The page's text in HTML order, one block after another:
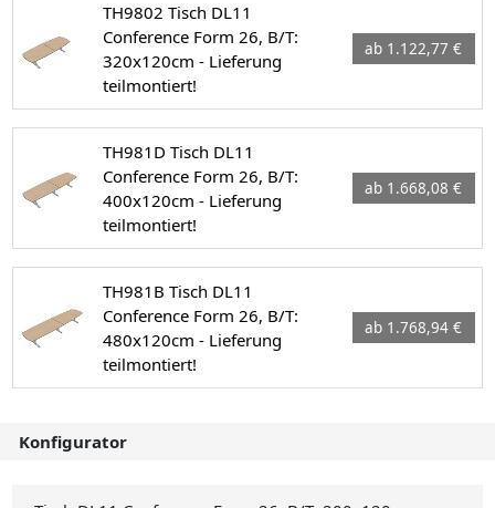
TH9802 Tisch DL11
Conference Form 26, B/T:
320x120cm - Lieferung
teilmontiert!
ab 1.122,77 €
TH981D Tisch DL11
Conference Form 26, B/T:
400x120cm - Lieferung
teilmontiert!
ab 1.668,08 €
TH981B Tisch DL11
Conference Form 26, B/T:
480x120cm - Lieferung
teilmontiert!
ab 1.768,94 €
Konfigurator